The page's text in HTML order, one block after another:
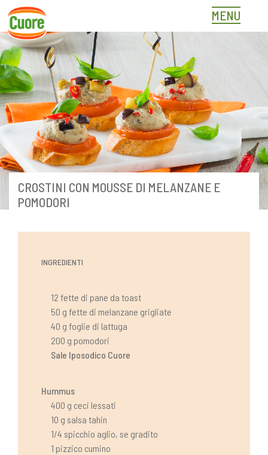
Skip
content
MENU
CROSTINI CON MOUSSE DI MELANZANE E
POMODORI
INGREDIENTI
12 fette di pane da toast
50 g fette di melanzane grigliate
40 g foglie di lattuga
200 g pomodori
Sale Iposodico Cuore
Hummus
400 g ceci lessati
10 g salsa tahin
1/4 spicchio aglio, se gradito
1 pizzico cumino